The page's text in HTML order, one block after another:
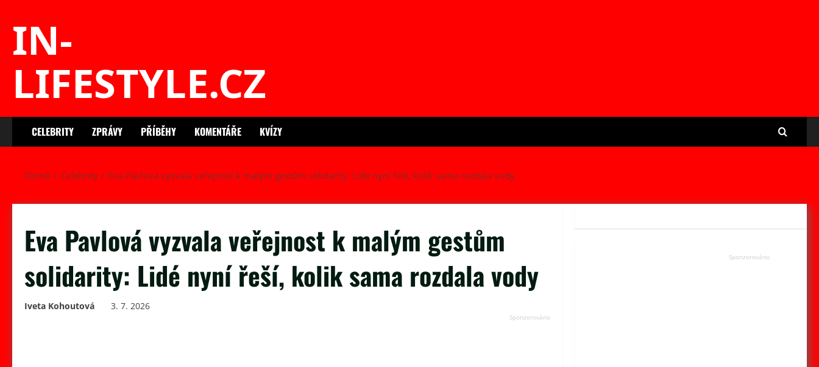
IN-
LIFESTYLE.CZ
CELEBRITY ZPRÁVY PŘÍBĚHY KOMENTÁŘE KVÍZY
Domů Celebrity Eva Pavlová vyzvala veřejnost k malým gestům solidarity: Lidé nyní řeší, kolik sama rozdala vody
Eva Pavlová vyzvala veřejnost k malým gestům
solidarity: Lidé nyní řeší, kolik sama rozdala vody
Iveta Kohoutová 3. 7. 2026